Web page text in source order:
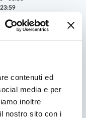
contenuti ed
media e per
inoltre
nostro sito con i
1 BORSA DI
CARTA ITTICA